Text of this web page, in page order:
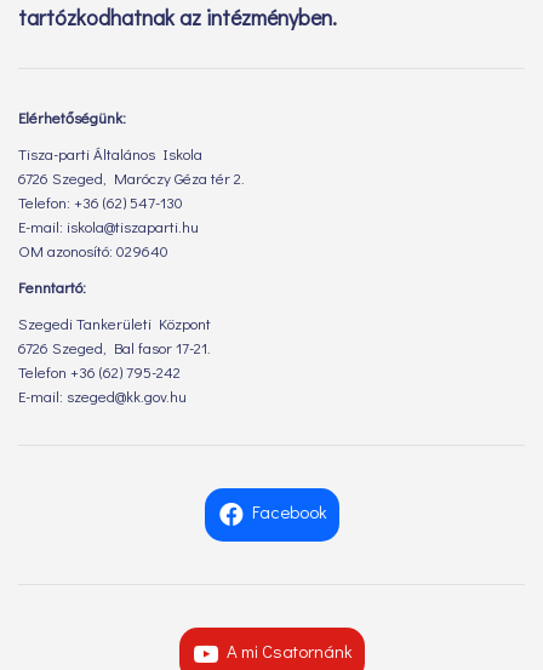
tartózkodhatnak az intézményben.
Elérhetőségünk:
Tisza-parti Általános Iskola
6726 Szeged, Maróczy Géza tér 2.
Telefon: +36 (62) 547-130
E-mail: iskola@tiszaparti.hu
OM azonosító: 029640
Fenntartó:
Szegedi Tankerületi Központ
6726 Szeged, Bal fasor 17-21.
Telefon +36 (62) 795-242
E-mail: szeged@kk.gov.hu
Facebook
A mi Csatornánk